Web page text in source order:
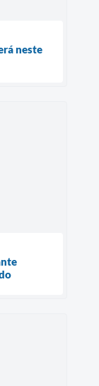
neste